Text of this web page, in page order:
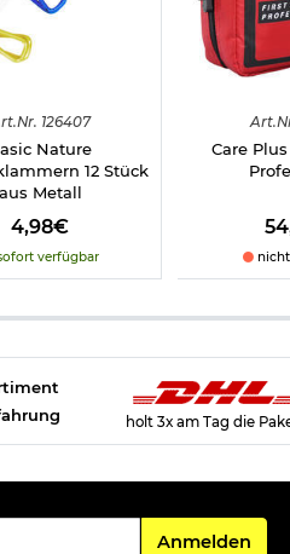
Nr. 126407
Nature
12 Stück
aus Metall
4,98€
verfügbar
Art.
Care
nicht
holt 3x am Tag die
Für den
Anmelden